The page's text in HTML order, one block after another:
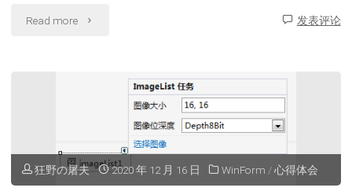
空
Read more "Webbrowser
IE11
发表评论
狂野の屠夫 2020 年 12 月 16 日 WinForm / 心得体会